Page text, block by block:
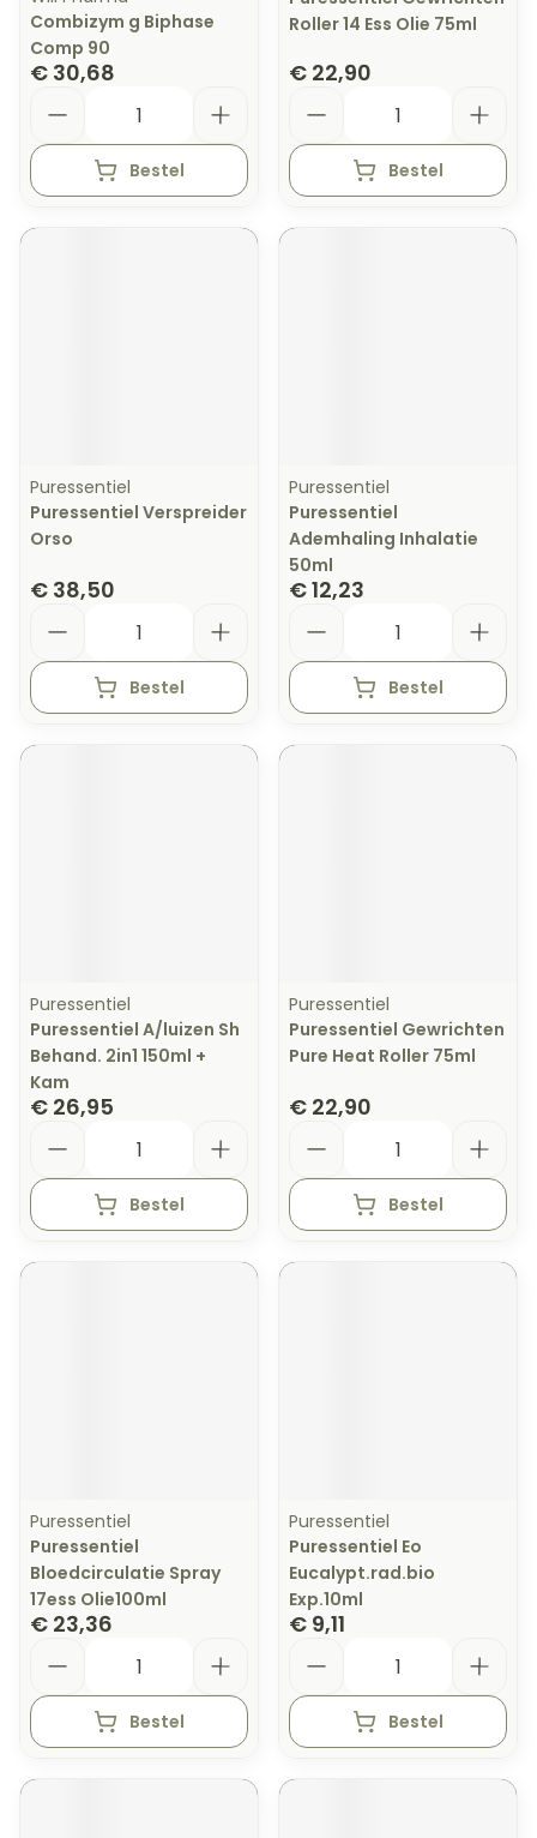
Combizym g Biphase
Comp 90
€ 30,68
Bestel
Roller 14 Ess Olie 75ml
€ 22,90
Bestel
Puressentiel
Puressentiel Verspreider
Orso
€ 38,50
Bestel
Puressentiel
Puressentiel
Ademhaling Inhalatie
50ml
€ 12,23
Bestel
Puressentiel
Puressentiel A/luizen Sh
Behand. 2in1 150ml +
Kam
€ 26,95
Bestel
Puressentiel
Puressentiel Gewrichten
Pure Heat Roller 75ml
€ 22,90
Bestel
Puressentiel
Puressentiel
Bloedcirculatie Spray
17ess Olie100ml
€ 23,36
Bestel
Puressentiel
Puressentiel Eo
Eucalypt.rad.bio
Exp.10ml
€ 9,11
Bestel